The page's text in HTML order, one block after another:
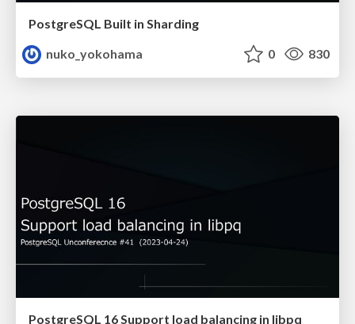
PostgreSQL Built in Sharding
nuko_yokohama
0 830
PostgreSQL 16 Support load balancing in libpq